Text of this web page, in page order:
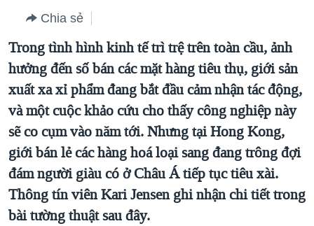
chính
điều
hướng
chính
Đi
tới
"Tìm"
BLOG
DIỄN ĐÀN
MỤC
TỰ DO BÁO CHÍ
VẠCH TRẦN TIN GIẢ
NGƯỜI VIỆT HẢI NGOẠI
ĐỜI SỐNG
KINH TẾ
CHUYÊN ĐỀ
CHIẾN TRANH THƯƠNG MẠI CỦA MỸ: QUÁ KHỨ VÀ HIỆN
HÀNH TRÌNH BẦU CỬ 2024
MỘT NĂM CHIẾN TRANH TẠI DẢI GAZA
GIẢI MÃ VÀNH ĐAI & CON ĐƯỜNG
HỌC TIẾNG ANH
VIDEO
NGHE
MẠNG XÃ HỘI
Chia sẻ
Trong tình hình kinh tế trì trệ trên toàn cầu, ảnh
hưởng đến số bán các mặt hàng tiêu thụ, giới sản
xuất xa xỉ phẩm đang bắt đầu cảm nhận tác động,
và một cuộc khảo cứu cho thấy công nghiệp này
sẽ co cụm vào năm tới. Nhưng tại Hong Kong,
giới bán lẻ các hàng hoá loại sang đang trông đợi
đám người giàu có ở Châu Á tiếp tục tiêu xài.
Thông tín viên Kari Jensen ghi nhận chi tiết trong
bài tường thuật sau đây.